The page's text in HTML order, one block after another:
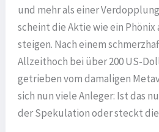
und mehr als einer
scheint die Aktie wie ein Phönix
steigen. Nach einem
Allzeithoch bei über 200 US-
getrieben vom damaligen
sich nun viele Anleger: Ist das
der Spekulation oder steckt